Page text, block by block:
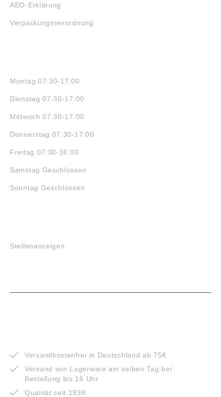
AEO-Erklärung
Verpackungsverordnung
Montag 07:30-17:00
Dienstag 07:30-17:00
Mittwoch 07:30-17:00
Donnerstag 07:30-17:00
Freitag 07:30-16:00
Samstag Geschlossen
Sonntag Geschlossen
Stellenanzeigen
Versandkostenfrei in Deutschland ab 75€
Versand von Lagerware am selben Tag bei
Bestellung bis 16 Uhr
Qualität seit 1938